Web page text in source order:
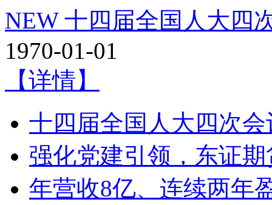
NEW十四届全国人大四
1970-01-01
【详情】
十四届全国人大四次
强化党建引领，东证
年营收8亿、连续两年